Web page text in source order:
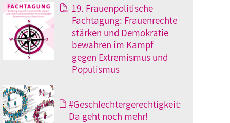
19. Frauenpolitische
Fachtagung: Frauenrechte
stärken und Demokratie
bewahren im Kampf
gegen Extremismus und
Populismus
#Geschlechtergerechtigkeit:
Da geht noch mehr!